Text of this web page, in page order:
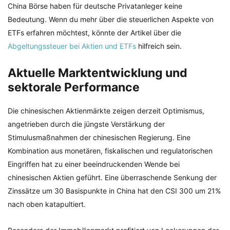
China Börse haben für deutsche Privatanleger keine
Bedeutung. Wenn du mehr über die steuerlichen Aspekte von
ETFs erfahren möchtest, könnte der Artikel über die
Abgeltungssteuer bei Aktien und ETFs hilfreich sein.
Aktuelle Marktentwicklung und
sektorale Performance
Die chinesischen Aktienmärkte zeigen derzeit Optimismus,
angetrieben durch die jüngste Verstärkung der
Stimulusmaßnahmen der chinesischen Regierung. Eine
Kombination aus monetären, fiskalischen und regulatorischen
Eingriffen hat zu einer beeindruckenden Wende bei
chinesischen Aktien geführt. Eine überraschende Senkung der
Zinssätze um 30 Basispunkte in China hat den CSI 300 um 21%
nach oben katapultiert.